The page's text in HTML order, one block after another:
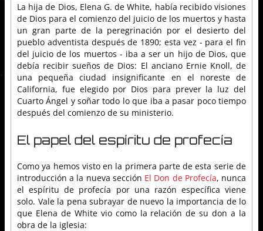
La hija de Dios, Elena G. de White, había recibido visiones
de Dios para el comienzo del juicio de los muertos y hasta
un gran parte de la peregrinación por el desierto del
pueblo adventista después de 1890; esta vez - para el fin
del juicio de los muertos - iba a ser un hijo de Dios, que
debía recibir sueños de Dios: El anciano Ernie Knoll, de
una pequeña ciudad insignificante en el noreste de
California, fue elegido por Dios para prever la luz del
Cuarto Ángel y soñar todo lo que iba a pasar poco tiempo
después del comienzo de su ministerio.
El papel del espíritu de profecía
Como ya hemos visto en la primera parte de esta serie de
introducción a la nueva sección El Don de Profecía, nunca
el espíritu de profecía por una razón específica viene
solo. Vale la pena subrayar de nuevo la importancia de lo
que Elena de White vio como la relación de su don a la
obra de la iglesia: